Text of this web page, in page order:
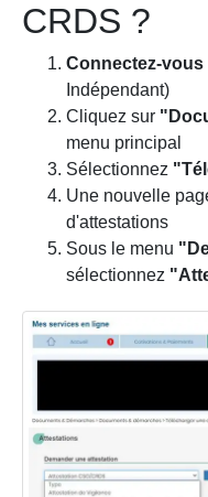
CRDS ?
Connectez-vous
Indépendant)
Cliquez sur
menu principal
Sélectionnez
Une nouvelle
d'attestations
Sous le menu
sélectionnez